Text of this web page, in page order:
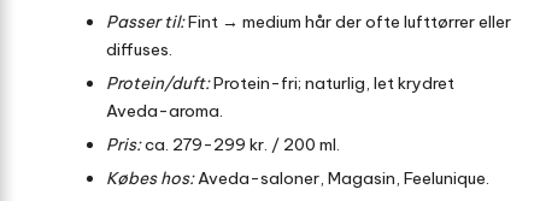
Passer til:Fint → medium hår der ofte lufttørrer eller
diffuses.
Protein/duft:Protein-fri; naturlig, let krydret
Aveda-aroma.
Pris:ca. 279-299 kr. / 200 ml.
Købes hos:Aveda-saloner, Magasin, Feelunique.